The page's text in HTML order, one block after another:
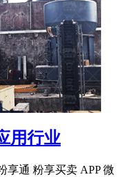
用行业
享通 粉享买卖 APP 微